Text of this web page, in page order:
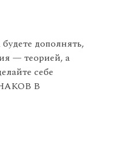
дополнять,
— теорией, а
себе
В